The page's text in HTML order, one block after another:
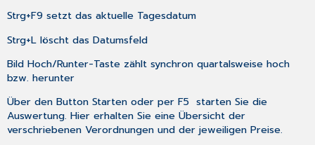
Strg+F9 setzt das aktuelle Tagesdatum
Strg+L löscht das Datumsfeld
Bild Hoch/Runter-Taste zählt synchron quartalsweise hoch
bzw. herunter
Über den ButtonStarten oder perF5 starten Sie die
Auswertung. Hier erhalten Sie eine Übersicht der
verschriebenen Verordnungen und der jeweiligen Preise.